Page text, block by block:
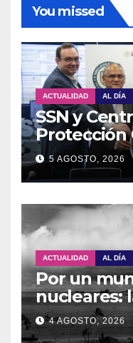
You missed
ACTUALIDAD AL DÍA
SSN y
Protección
Simulacro
5 AGOSTO, 2026
ACTUALIDAD AL DÍA
Por un
nucleares:
OTPCEN
4 AGOSTO, 2026